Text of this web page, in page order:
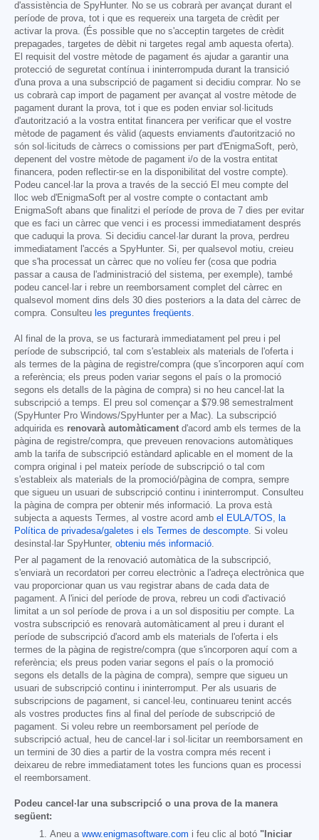
d'assistència de SpyHunter. No se us cobrarà per avançat durant el
període de prova, tot i que es requereix una targeta de crèdit per
activar la prova. (És possible que no s'acceptin targetes de crèdit
prepagades, targetes de dèbit ni targetes regal amb aquesta oferta).
El requisit del vostre mètode de pagament és ajudar a garantir una
protecció de seguretat contínua i ininterrompuda durant la transició
d'una prova a una subscripció de pagament si decidiu comprar. No se
us cobrarà cap import de pagament per avançat al vostre mètode de
pagament durant la prova, tot i que es poden enviar sol·licituds
d'autorització a la vostra entitat financera per verificar que el vostre
mètode de pagament és vàlid (aquests enviaments d'autorització no
són sol·licituds de càrrecs o comissions per part d'EnigmaSoft, però,
depenent del vostre mètode de pagament i/o de la vostra entitat
financera, poden reflectir-se en la disponibilitat del vostre compte).
Podeu cancel·lar la prova a través de la secció El meu compte del
lloc web d'EnigmaSoft per al vostre compte o contactant amb
EnigmaSoft abans que finalitzi el període de prova de 7 dies per evitar
que es faci un càrrec que venci i es processi immediatament després
que caduqui la prova. Si decidiu cancel·lar durant la prova, perdreu
immediatament l'accés a SpyHunter. Si, per qualsevol motiu, creieu
que s'ha processat un càrrec que no volíeu fer (cosa que podria
passar a causa de l'administració del sistema, per exemple), també
podeu cancel·lar i rebre un reemborsament complet del càrrec en
qualsevol moment dins dels 30 dies posteriors a la data del càrrec de
compra. Consulteu les preguntes freqüents.
Al final de la prova, se us facturarà immediatament pel preu i pel
període de subscripció, tal com s'estableix als materials de l'oferta i
als termes de la pàgina de registre/compra (que s'incorporen aquí com
a referència; els preus poden variar segons el país o la promoció
segons els detalls de la pàgina de compra) si no heu cancel·lat la
subscripció a temps. El preu sol començar a $79.98 semestralment
(SpyHunter Pro Windows/SpyHunter per a Mac). La subscripció
adquirida es renovarà automàticament d'acord amb els termes de la
pàgina de registre/compra, que preveuen renovacions automàtiques
amb la tarifa de subscripció estàndard aplicable en el moment de la
compra original i pel mateix període de subscripció o tal com
s'estableix als materials de la promoció/pàgina de compra, sempre
que sigueu un usuari de subscripció continu i ininterromput. Consulteu
la pàgina de compra per obtenir més informació. La prova està
subjecta a aquests Termes, al vostre acord amb el EULA/TOS, la
Política de privadesa/galetes i els Termes de descompte. Si voleu
desinstal·lar SpyHunter, obteniu més informació.
Per al pagament de la renovació automàtica de la subscripció,
s'enviarà un recordatori per correu electrònic a l'adreça electrònica que
vau proporcionar quan us vau registrar abans de cada data de
pagament. A l'inici del període de prova, rebreu un codi d'activació
limitat a un sol període de prova i a un sol dispositiu per compte. La
vostra subscripció es renovarà automàticament al preu i durant el
període de subscripció d'acord amb els materials de l'oferta i els
termes de la pàgina de registre/compra (que s'incorporen aquí com a
referència; els preus poden variar segons el país o la promoció
segons els detalls de la pàgina de compra), sempre que sigueu un
usuari de subscripció continu i ininterromput. Per als usuaris de
subscripcions de pagament, si cancel·leu, continuareu tenint accés
als vostres productes fins al final del període de subscripció de
pagament. Si voleu rebre un reemborsament pel període de
subscripció actual, heu de cancel·lar i sol·licitar un reemborsament en
un termini de 30 dies a partir de la vostra compra més recent i
deixareu de rebre immediatament totes les funcions quan es processi
el reemborsament.
Podeu cancel·lar una subscripció o una prova de la manera
següent:
Aneu a www.enigmasoftware.com i feu clic al botó "Iniciar